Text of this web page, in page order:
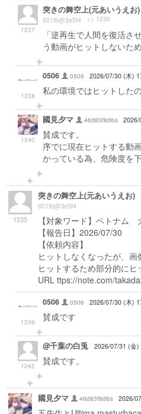
1237
突きの舞空上(元あいうえお)
601fb@3e5f4
>> 1230
「逆再生で人間を復活さ
う動画がヒットしないた
1238
0506 0506 2026/07/30 (木)
私の環境ではヒットした
1240
國見夕マ 46d83f8d6a
賛成です。
序でに現在ヒットする動
かっている為、危険度を
1235
突きの舞空上(元あいうえお)
601fb@3e5f4
【対象ワード】ベトナム
【報告日】2026/07/30
【依頼内容】
ヒットしなくなったが、
ヒットするため部分的にヒ
URL ttps://note.com/
1239
0506 0506 2026/07/30 (木)
賛成です
1242
@千葉の白兎 2026/07/31 (金)
賛成です。
國見夕マ 46d83f8d6a 2026/